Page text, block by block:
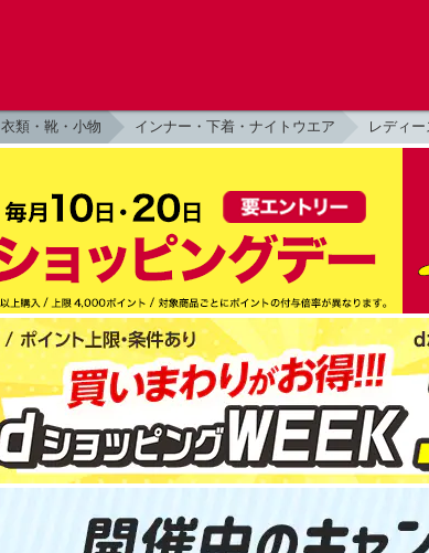
衣類・靴・小物 インナー・下着・ナイトウエア レディ